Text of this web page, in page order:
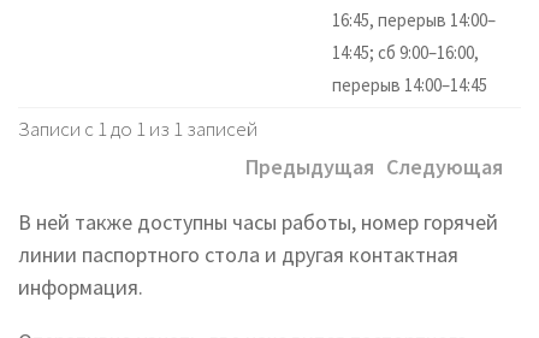
16:45, перерыв 14:00–
14:45; сб 9:00–16:00,
перерыв 14:00–14:45
Записи с 1 до 1 из 1 записей
Предыдущая Следующая
В ней также доступны часы работы, номер горячей
линии паспортного стола и другая контактная
информация.